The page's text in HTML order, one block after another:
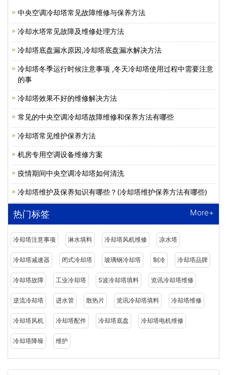
中央空调冷却塔常见故障维修与保养方法
冷却水塔常见故障及维修处理方法
冷却塔底盘漏水原因,冷却塔底盘漏水解决方法
冷却塔冬季运行时候注意事项 ,冬天冷却塔使用过程中需要注意
的事
冷却塔效果不好的维修解决方法
常见的中央空调冷却塔故障维修和保养方法有哪些
冷却塔常见维护保养方法
机房专用空调设备维修方案
疫情期间中央空调冷却塔如何清洗
冷却塔维护及保养知识有哪些？(冷却塔维护保养方法有哪些)
热门标签 More+
冷却塔注意事项 淋水填料 冷却塔风机维修 凉水塔
冷却塔减速器 闭式冷却塔 玻璃钢冷却塔 制冷 冷却塔品牌
冷却塔故障 工业冷却塔 S波冷却塔填料 览讯冷却塔维修
逆流冷却塔 进水管 散热片 览讯冷却塔填料 冷却塔维修
冷却塔风机 冷却塔配件 冷却塔底盘 冷却塔电机维修
冷却塔降噪 维护